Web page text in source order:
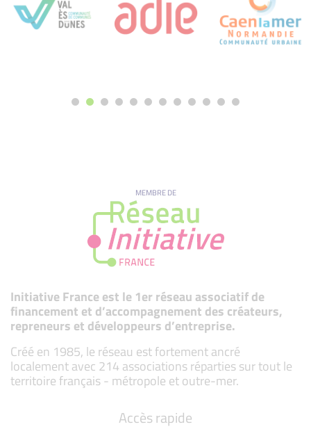
MEMBRE DE
Initiative France est le 1er réseau associatif de
financement et d’accompagnement des créateurs,
repreneurs et développeurs d’entreprise.
Créé en 1985, le réseau est fortement ancré
localement avec 214 associations réparties sur tout le
territoire français - métropole et outre-mer.
Accès rapide